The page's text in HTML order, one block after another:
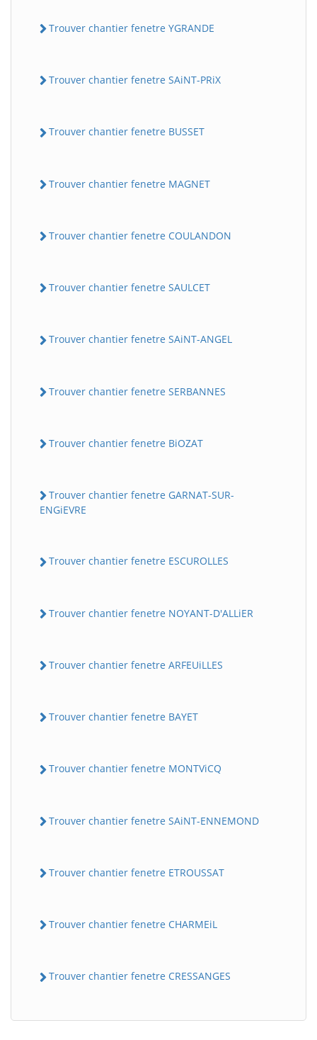
Trouver chantier fenetre YGRANDE
Trouver chantier fenetre SAiNT-PRiX
Trouver chantier fenetre BUSSET
Trouver chantier fenetre MAGNET
Trouver chantier fenetre COULANDON
Trouver chantier fenetre SAULCET
Trouver chantier fenetre SAiNT-ANGEL
Trouver chantier fenetre SERBANNES
Trouver chantier fenetre BiOZAT
Trouver chantier fenetre GARNAT-SUR-
ENGiEVRE
Trouver chantier fenetre ESCUROLLES
Trouver chantier fenetre NOYANT-D'ALLiER
Trouver chantier fenetre ARFEUiLLES
Trouver chantier fenetre BAYET
Trouver chantier fenetre MONTViCQ
Trouver chantier fenetre SAiNT-ENNEMOND
Trouver chantier fenetre ETROUSSAT
Trouver chantier fenetre CHARMEiL
Trouver chantier fenetre CRESSANGES